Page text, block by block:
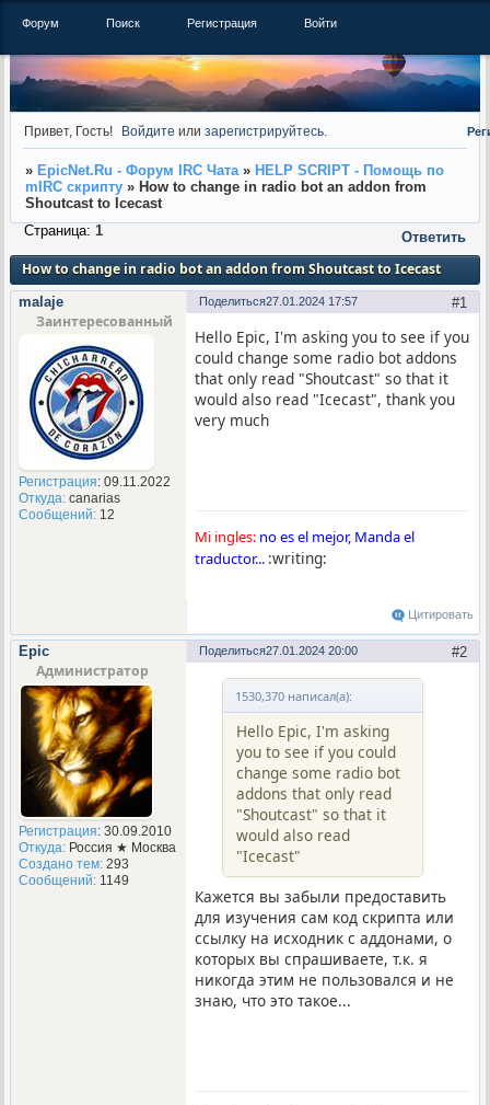
Форум Поиск Регистрация Войти
Привет, Гость! Войдите илизарегистрируйтесь
» EpicNet.Ru - Форум IRC Чата » HELP SCRIPT - Помощь по
mIRC скрипту » How to change in radio bot an addon from
Shoutcast to Icecast
How to change in radio bot an addon from Shoutcast to Icecast
Страница: 1 Ответить
Поделиться 1
27.01.2024 17:57
malaje
Заинтересованный
Регистрация: 09.11.2022
Откуда:canarias
Сообщений:12
Hello Epic, I'm asking you to see if you
could change some radio bot addons
that only read "Shoutcast" so that it
would also read "Icecast", thank you
very much
Mi ingles: no es el mejor, Manda el
traductor... :writing:
Цитировать
Поделиться 2
27.01.2024 20:00
Epic
Администратор
Регистрация: 30.09.2010
Откуда:Россия ★ Москва
Создано тем:293
Сообщений:1149
1530,370 написал(а):
Hello Epic, I'm asking
you to see if you could
change some radio bot
addons that only read
"Shoutcast" so that it
would also read
"Icecast"
Кажется вы забыли предоставить
для изучения сам код скрипта или
ссылку на исходник с аддонами, о
которых вы спрашиваете, т.к. я
никогда этим не пользовался и не
знаю, что это такое...